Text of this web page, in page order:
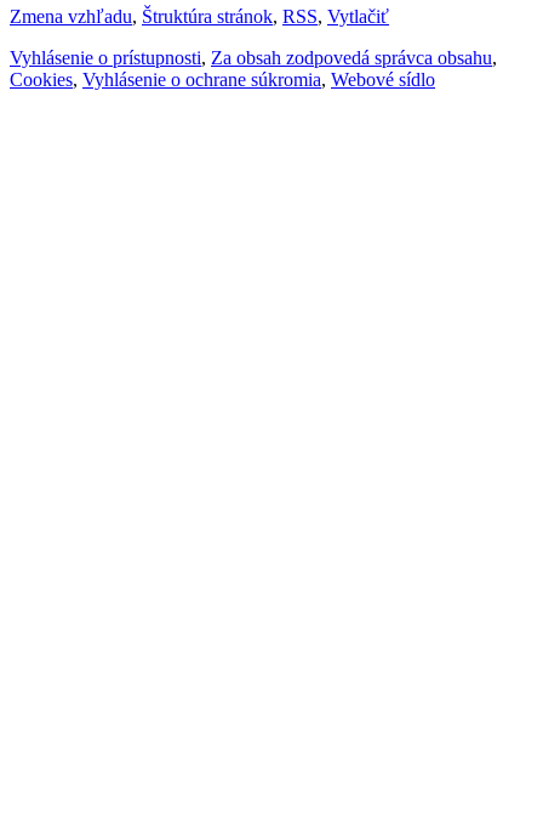
Zmena vzhľadu, Štruktúra stránok, RSS, Vytlačiť
Vyhlásenie o prístupnosti, Za obsah zodpovedá správca obsahu,
Cookies, Vyhlásenie o ochrane súkromia, Webové sídlo